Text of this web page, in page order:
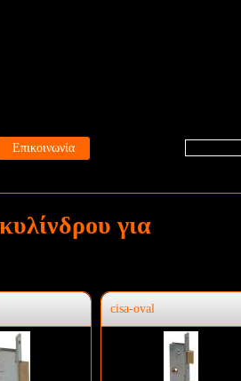
Επικοινωνία
για
cisa-oval